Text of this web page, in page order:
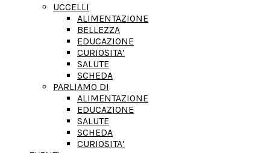
UCCELLI
ALIMENTAZIONE
BELLEZZA
EDUCAZIONE
CURIOSITA’
SALUTE
SCHEDA
PARLIAMO DI
ALIMENTAZIONE
EDUCAZIONE
SALUTE
SCHEDA
CURIOSITA’